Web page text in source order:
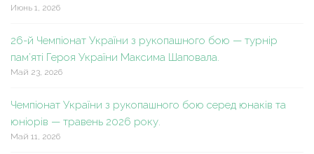
Июнь 1, 2026
26-й Чемпіонат України з рукопашного бою — турнір
пам’яті Героя України Максима Шаповала.
Май 23, 2026
Чемпіонат України з рукопашного бою серед юнаків та
юніорів — травень 2026 року.
Май 11, 2026